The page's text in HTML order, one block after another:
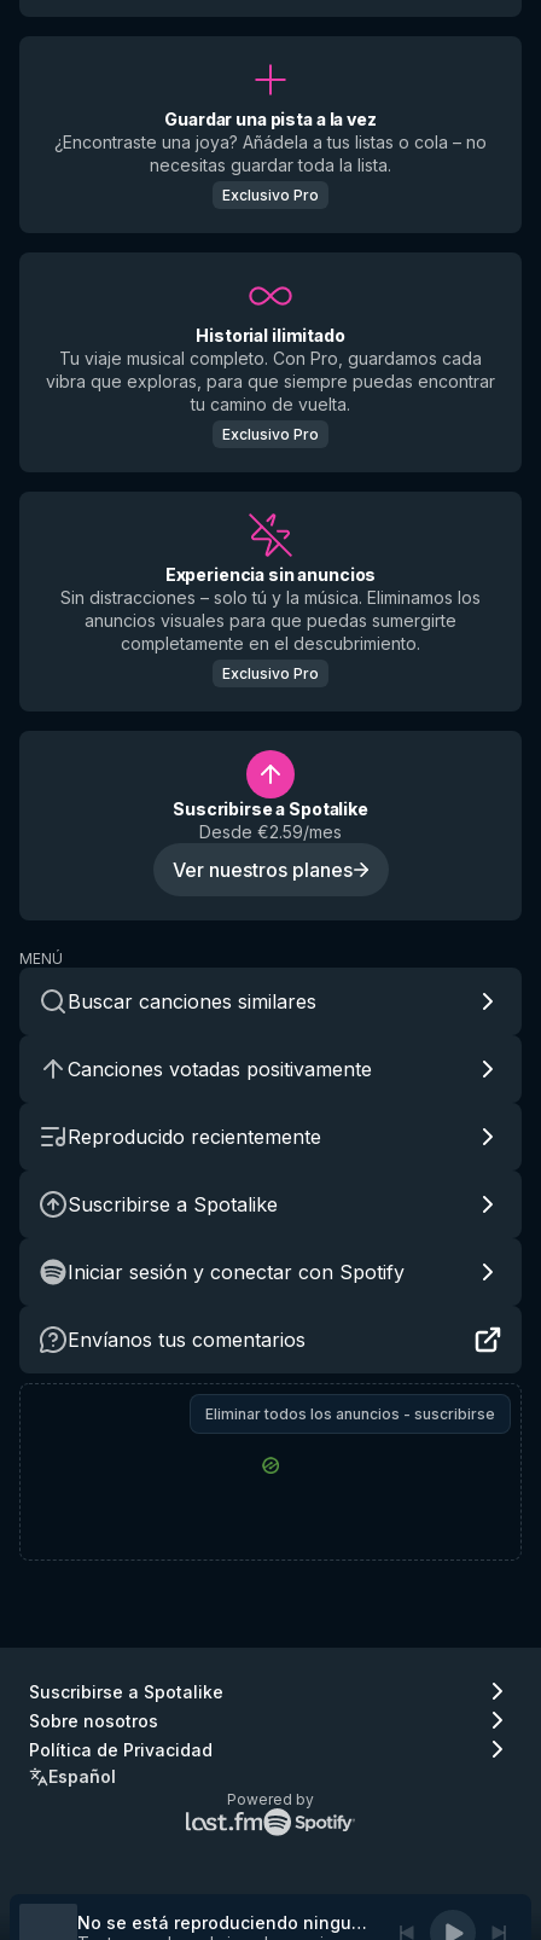
Guardar una pista a la vez
¿Encontraste una joya? Añádela a tus listas o cola – no
necesitas guardar toda la lista.
Exclusivo Pro
Historial ilimitado
Tu viaje musical completo. Con Pro, guardamos cada
vibra que exploras, para que siempre puedas encontrar
tu camino de vuelta.
Exclusivo Pro
Experiencia sin anuncios
Sin distracciones – solo tú y la música. Eliminamos los
anuncios visuales para que puedas sumergirte
completamente en el descubrimiento.
Exclusivo Pro
Suscribirse a Spotalike
Desde €2.59/mes
Ver nuestros planes
MENÚ
Buscar canciones similares
Canciones votadas positivamente
Reproducido recientemente
Suscribirse a Spotalike
Iniciar sesión y conectar con Spotify
Envíanos tus comentarios
Eliminar todos los anuncios - suscribirse
Suscribirse a Spotalike
Sobre nosotros
Política de Privacidad
Español
Powered by
Logo
de
a
No se está reproduciendo ninguna pista